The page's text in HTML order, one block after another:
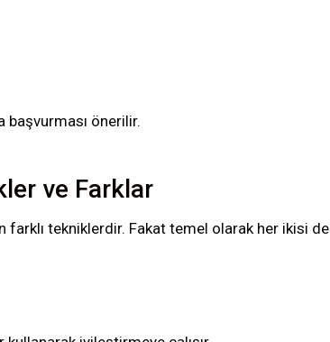
başvurması önerilir.
ve Farklar
tekniklerdir. Fakat temel olarak her ikisi de